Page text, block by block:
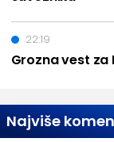
Grozna vest za
22:19
Najviše